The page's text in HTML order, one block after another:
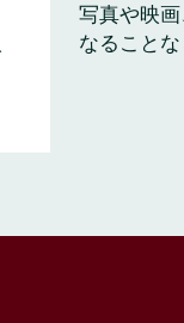
写真や映
なること